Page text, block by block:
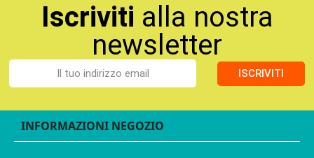
Iscriviti alla nostra
newsletter
ISCRIVITI
INFORMAZIONI NEGOZIO